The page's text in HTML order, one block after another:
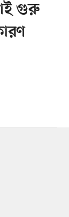
গুরু